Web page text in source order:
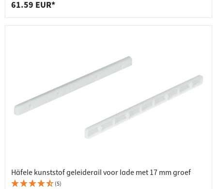
61.59 EUR*
Häfele kunststof geleiderail voor lade met 17 mm groef
(5)